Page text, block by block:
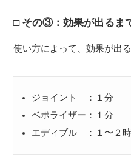
その③：効果が出るま
使い方によって、効果が出
ジョイント ：１分
ベポライザー：１分
エディブル ：１〜２